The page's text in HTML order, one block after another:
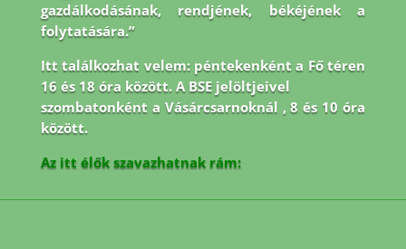
gazdálkodásának, rendjének, békéjének a
folytatására.”
Itt találkozhat velem: péntekenként a Fő téren
16 és 18 óra között. A BSE jelöltjeivel
szombatonként a Vásárcsarnoknál , 8 és 10 óra
között.
Az itt élők szavazhatnak rám: